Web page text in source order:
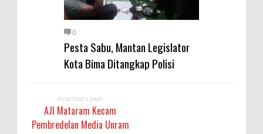
0
Pesta Sabu, Mantan Legislator
Kota Bima Ditangkap Polisi
POSTING LAMA
AJI Mataram Kecam
Pembredelan Media Unram